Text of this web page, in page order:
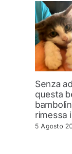
Senza
questa
rimessa
5 Agosto